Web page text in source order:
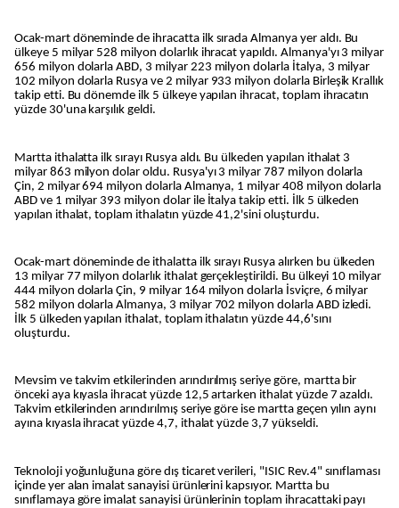
Ocak-mart döneminde de ihracatta ilk sırada Almanya yer aldı. Bu
ülkeye 5 milyar 528 milyon dolarlık ihracat yapıldı. Almanya'yı 3 milyar
656 milyon dolarla ABD, 3 milyar 223 milyon dolarla İtalya, 3 milyar
102 milyon dolarla Rusya ve 2 milyar 933 milyon dolarla Birleşik Krallık
takip etti. Bu dönemde ilk 5 ülkeye yapılan ihracat, toplam ihracatın
yüzde 30'una karşılık geldi.
Martta ithalatta ilk sırayı Rusya aldı. Bu ülkeden yapılan ithalat 3
milyar 863 milyon dolar oldu. Rusya'yı 3 milyar 787 milyon dolarla
Çin, 2 milyar 694 milyon dolarla Almanya, 1 milyar 408 milyon dolarla
ABD ve 1 milyar 393 milyon dolar ile İtalya takip etti. İlk 5 ülkeden
yapılan ithalat, toplam ithalatın yüzde 41,2'sini oluşturdu.
Ocak-mart döneminde de ithalatta ilk sırayı Rusya alırken bu ülkeden
13 milyar 77 milyon dolarlık ithalat gerçekleştirildi. Bu ülkeyi 10 milyar
444 milyon dolarla Çin, 9 milyar 164 milyon dolarla İsviçre, 6 milyar
582 milyon dolarla Almanya, 3 milyar 702 milyon dolarla ABD izledi.
İlk 5 ülkeden yapılan ithalat, toplam ithalatın yüzde 44,6'sını
oluşturdu.
Mevsim ve takvim etkilerinden arındırılmış seriye göre, martta bir
önceki aya kıyasla ihracat yüzde 12,5 artarken ithalat yüzde 7 azaldı.
Takvim etkilerinden arındırılmış seriye göre ise martta geçen yılın aynı
ayına kıyasla ihracat yüzde 4,7, ithalat yüzde 3,7 yükseldi.
Teknoloji yoğunluğuna göre dış ticaret verileri, "ISIC Rev.4" sınıflaması
içinde yer alan imalat sanayisi ürünlerini kapsıyor. Martta bu
sınıflamaya göre imalat sanayisi ürünlerinin toplam ihracattaki payı